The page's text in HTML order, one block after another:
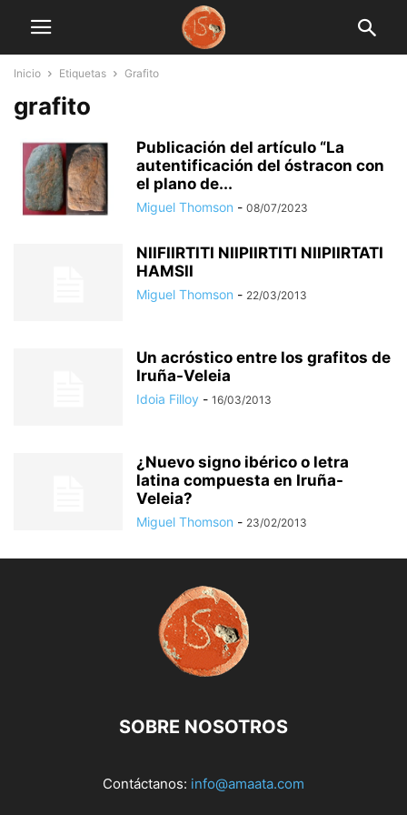
Inicio Etiquetas Grafito
grafito
Publicación del artículo “La
autentificación del óstracon con
el plano de...
Miguel Thomson - 08/07/2023
NIIFIIRTITI NIIPIIRTITI NIIPIIRTATI
HAMSII
Miguel Thomson - 22/03/2013
Un acróstico entre los grafitos de
Iruña-Veleia
Idoia Filloy - 16/03/2013
¿Nuevo signo ibérico o letra
latina compuesta en Iruña-
Veleia?
Miguel Thomson - 23/02/2013
SOBRE NOSOTROS
Contáctanos: info@amaata.com